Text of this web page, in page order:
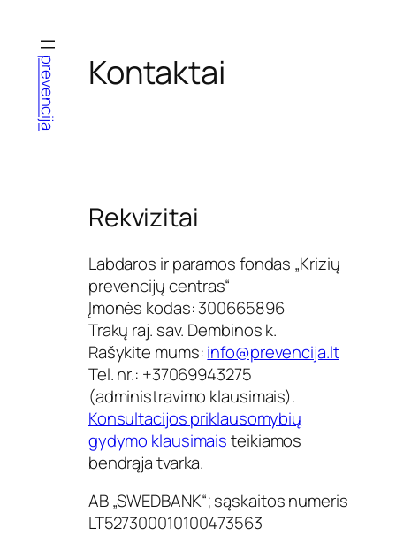
turinio
prevencija Kontaktai
Rekvizitai
Labdaros ir paramos fondas „Krizių
prevencijų centras“
Įmonės kodas: 300665896
Trakų raj. sav. Dembinos k.
Rašykite mums:info@prevencija.lt
Tel. nr.: +37069943275
(administravimo klausimais).
Konsultacijos priklausomybių
gydymo klausimaisteikiamos
bendrąja tvarka.
AB „SWEDBANK“; sąskaitos numeris
LT527300010100473563